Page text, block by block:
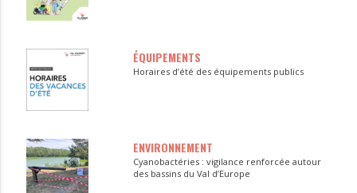
ÉQUIPEMENTS
Horaires d’été des équipements publics
ENVIRONNEMENT
Cyanobactéries : vigilance renforcée autour
des bassins du Val d’Europe